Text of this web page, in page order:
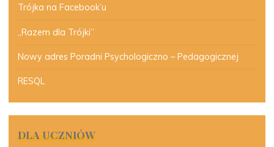
Trójka na Facebook’u
„Razem dla Trójki”
Nowy adres Poradni Psychologiczno – Pedagogicznej
RESQL
DLA UCZNIÓW